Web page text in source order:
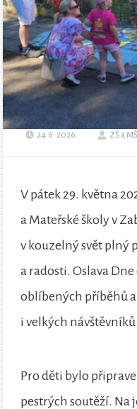
24.6. 2026 ZŠ a
V pátek 29. května
a Mateřské školy v
v kouzelný svět plný
a radosti. Oslava
oblíbených příběhů
i velkých návštěvníků.
Pro děti bylo
pestrých soutěží.